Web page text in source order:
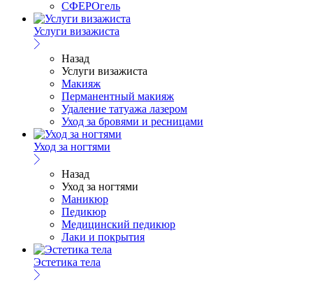
СФЕРОгель
Услуги визажиста
Назад
Услуги визажиста
Макияж
Перманентный макияж
Удаление татуажа лазером
Уход за бровями и ресницами
Уход за ногтями
Назад
Уход за ногтями
Маникюр
Педикюр
Медицинский педикюр
Лаки и покрытия
Эстетика тела